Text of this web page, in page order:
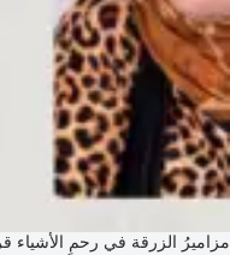
مزاميرُ الزرقة في رحمِ الأشياء